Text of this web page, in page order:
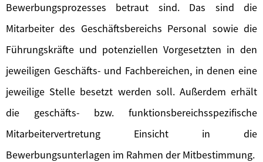
Bewerbungsprozesses betraut sind. Das sind die
Mitarbeiter des Geschäftsbereichs Personal sowie die
Führungskräfte und potenziellen Vorgesetzten in den
jeweiligen Geschäfts- und Fachbereichen, in denen eine
jeweilige Stelle besetzt werden soll. Außerdem erhält
die geschäfts- bzw. funktionsbereichsspezifische
Mitarbeitervertretung Einsicht in die
Bewerbungsunterlagen im Rahmen der Mitbestimmung.